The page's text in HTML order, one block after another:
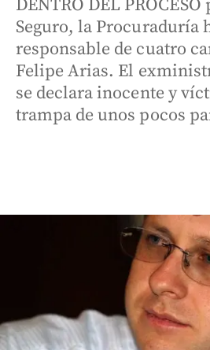
DENTRO DEL
Seguro, la Procuraduría
responsable de cuatro
Felipe Arias. El
se declara inocente y
trampa de unos pocos